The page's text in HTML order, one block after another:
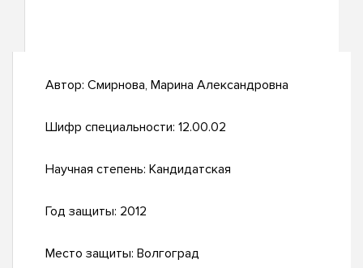
Автор: Смирнова, Марина Александровна
Шифр специальности: 12.00.02
Научная степень: Кандидатская
Год защиты: 2012
Место защиты: Волгоград